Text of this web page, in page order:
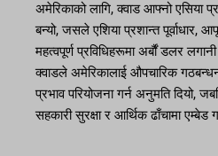
अमेरिकाको लागि, क्वाड आफ्नो एसिया
बन्यो, जसले एशिया प्रशान्त पूर्वाधार,
महत्वपूर्ण प्रविधिहरूमा अर्बौं डलर
क्वाडले अमेरिकालाई औपचारिक
प्रभाव परियोजना गर्न अनुमति दियो,
सहकारी सुरक्षा र आर्थिक ढाँचामा एम्बेड